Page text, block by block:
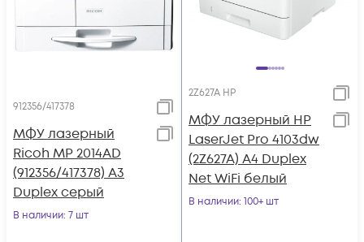
912356/417378
МФУ лазерный
Ricoh MP 2014AD
(912356/417378) A3
Duplex серый
В наличии: 7 шт
2Z627A HP
МФУ лазерный HP
LaserJet Pro 4103dw
(2Z627A) A4 Duplex
Net WiFi белый
В наличии: 100+ шт